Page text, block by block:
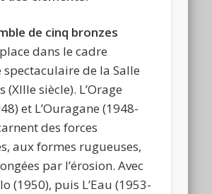
de cinq bronzes
dans le cadre
de la Salle
(XIIIe siècle). L’Orage
et L’Ouragane (1948-
des forces
aux formes rugueuses,
par l’érosion. Avec
(1950), puis L’Eau (1953-